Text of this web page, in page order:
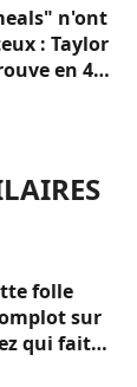
n'ont
: Taylor
en 4
mieux
folle
sur
qui fait
?